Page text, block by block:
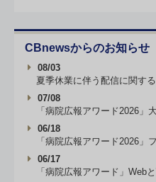
CBnewsからのお知らせ
08/03
夏季休業に伴う配信に関す
07/08
「病院広報アワード2026」
06/18
「病院広報アワード2026」
06/17
「病院広報アワード」Web